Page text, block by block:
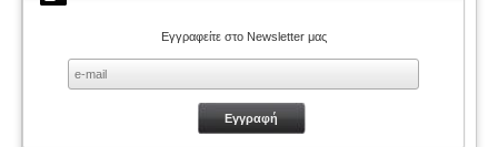
Εγγραφείτε στο Newsletter μας